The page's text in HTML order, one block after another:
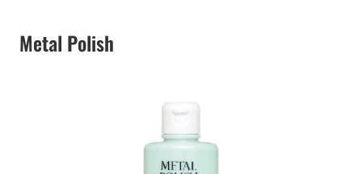
Metal Polish